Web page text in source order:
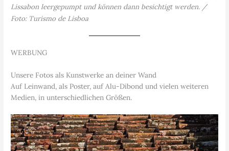
Lissabon leergepumpt und können dann besichtigt werden. /
Foto: Turismo de Lisboa
WERBUNG
Unsere Fotos als Kunstwerke an deiner Wand
Auf Leinwand, als Poster, auf Alu-Dibond und vielen weiteren
Medien, in unterschiedlichen Größen.